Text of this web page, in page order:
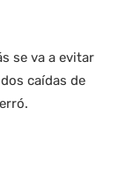
se va a evitar
caídas de